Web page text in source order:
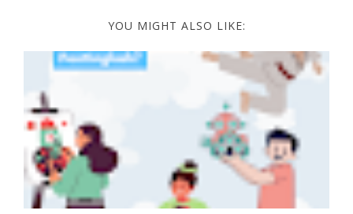
YOU MIGHT ALSO LIKE: